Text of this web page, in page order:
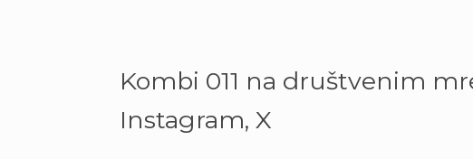
Kombi 011 na društvenim
Instagram, X